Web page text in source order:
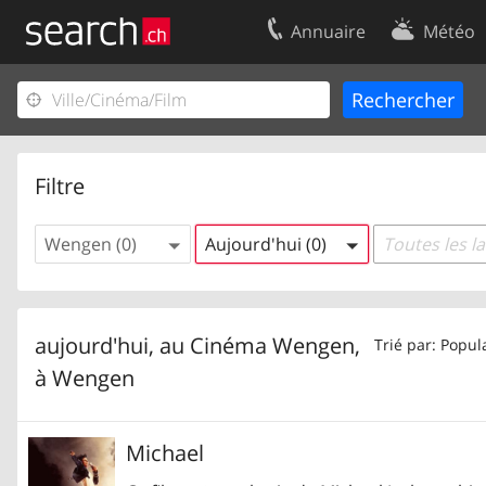
Annuaire Météo
Filtre
Wengen (0) Aujourd'hui (0) Toutes les
Trié par:
aujourd'hui, au Cinéma Wengen,
à Wengen
Michael
Votre inscription
Centre clients
Contact
Conditions